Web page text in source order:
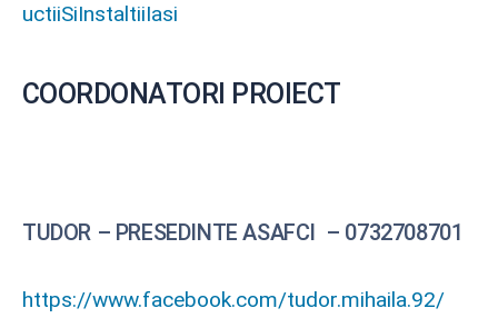
uctiiSiInstaltiiIasi
COORDONATORI PROIECT
TUDOR – PRESEDINTE ASAFCI – 0732708701
https://www.facebook.com/tudor.mihaila.92/